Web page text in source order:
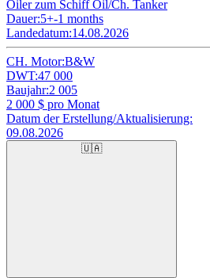
Oiler zum Schiff Oil/Ch. Tanker
Dauer:5+-1 months
Landedatum:14.08.2026
CH. Motor:B&W
DWT:47 000
Baujahr:2 005
2 000 $ pro Monat
Datum der Erstellung/Aktualisierung:
09.08.2026
🇺🇦